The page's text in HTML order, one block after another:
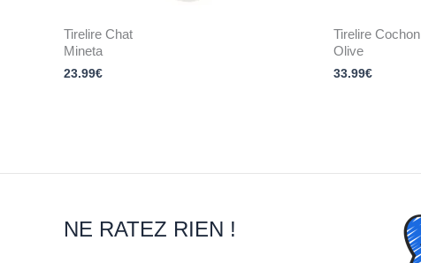
Tirelire Chat
Mineta
23.99€
Tirelire Cochon
Olive
33.99€
NE RATEZ RIEN !